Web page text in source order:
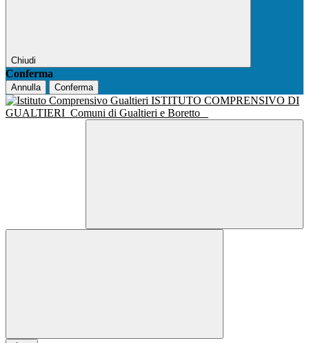
Chiudi
Conferma
Annulla Conferma
ISTITUTO COMPRENSIVO DI
GUALTIERI Comuni di Gualtieri e Boretto